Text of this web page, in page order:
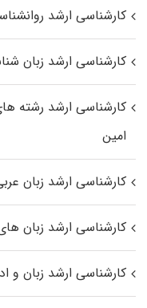
کارشناسی ارشد
کارشناسی ارشد زبان
کارشناسی ارشد رﺷﺘﻪ
اﻣﻴﻦ
کارشناسی ارشد زبان
کارشناسی ارشد زبان‌
کارشناسی ارشد زبان و